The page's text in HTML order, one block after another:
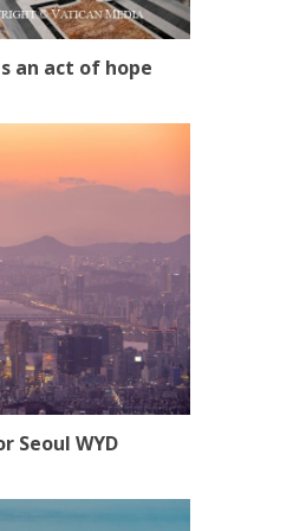
an act of hope
Seoul WYD